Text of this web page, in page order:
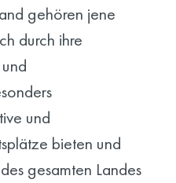
gehören jene
durch ihre
und
bieten und
gesamten Landes